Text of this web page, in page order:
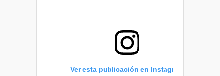
Ver esta publicación en Instagram